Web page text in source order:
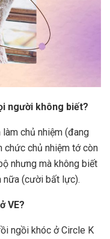
người không biết?
chủ nhiệm (đang
chức chủ nhiệm tớ còn
nhưng mà không biết
nữa (cười bất lực).
VE?
ngồi khóc ở Circle K